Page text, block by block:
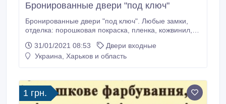
Бронированные двери "под ключ"
Бронированные двери "под ключ". Любые замки,
отделка: порошковая покраска, пленка, кожвинил,
гарантия 3 года. Противопожарные двери. Тел.:
050-406-15-17, 050-406-15-18. Менеджер..
31/01/2021 08:53
Двери входные
Украина, Харьков и область
1 грн.